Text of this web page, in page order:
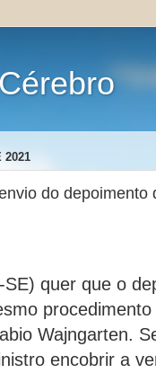
2021
do depoimento
quer que o
Wajngarten.
encobrir a